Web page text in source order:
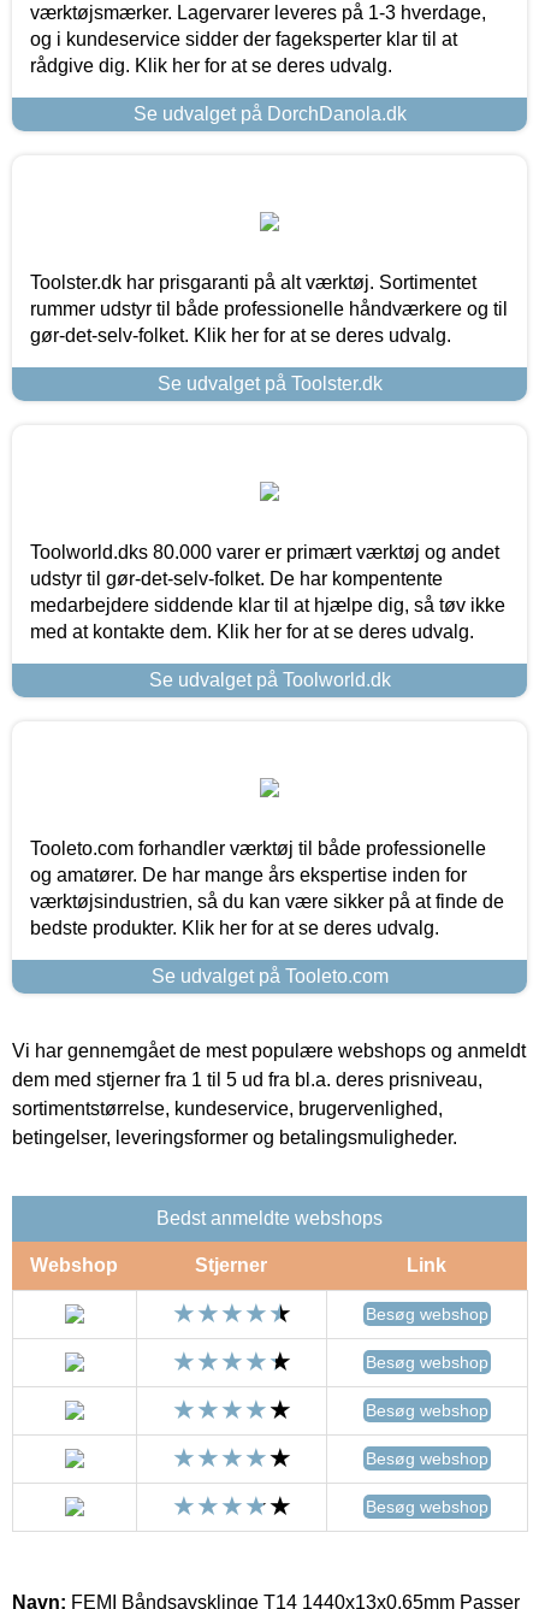
værktøjsmærker. Lagervarer leveres på 1-3 hverdage,
og i kundeservice sidder der fageksperter klar til at
rådgive dig. Klik her for at se deres udvalg.
Se udvalget på DorchDanola.dk
Toolster.dk har prisgaranti på alt værktøj. Sortimentet
rummer udstyr til både professionelle håndværkere og til
gør-det-selv-folket. Klik her for at se deres udvalg.
Se udvalget på Toolster.dk
Toolworld.dks 80.000 varer er primært værktøj og andet
udstyr til gør-det-selv-folket. De har kompentente
medarbejdere siddende klar til at hjælpe dig, så tøv ikke
med at kontakte dem. Klik her for at se deres udvalg.
Se udvalget på Toolworld.dk
Tooleto.com forhandler værktøj til både professionelle
og amatører. De har mange års ekspertise inden for
værktøjsindustrien, så du kan være sikker på at finde de
bedste produkter. Klik her for at se deres udvalg.
Se udvalget på Tooleto.com
Vi har gennemgået de mest populære webshops og anmeldt
dem med stjerner fra 1 til 5 ud fra bl.a. deres prisniveau,
sortimentstørrelse, kundeservice, brugervenlighed,
betingelser, leveringsformer og betalingsmuligheder.
Bedst anmeldte webshops
Webshop Stjerner Link
Besøg webshop
Besøg webshop
Besøg webshop
Besøg webshop
Besøg webshop
Navn: FEMI Båndsavsklinge T14 1440x13x0,65mm Passer